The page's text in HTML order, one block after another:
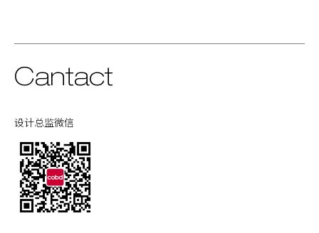
Cantact
设计总监微信